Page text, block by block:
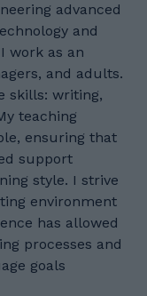
advanced
and
work as an
and adults.
skills: writing,
teaching
ensuring that
support
style. I strive
environment
has allowed
processes and
goals